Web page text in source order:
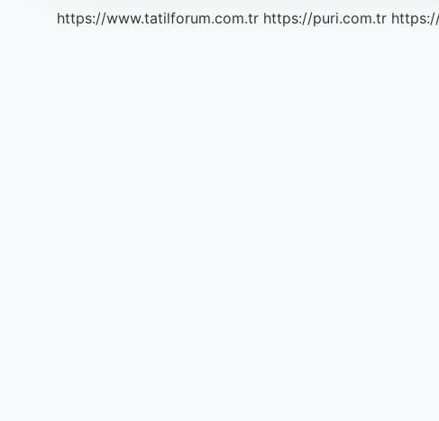
https://www.tatilforum.com.tr https://puri.com.tr